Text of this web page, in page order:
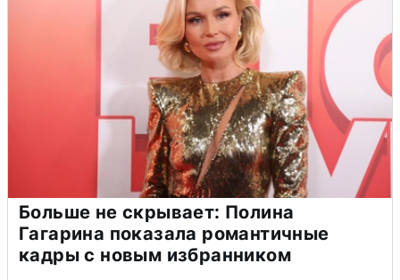
Больше не скрывает: Полина
Гагарина показала романтичные
кадры с новым избранником